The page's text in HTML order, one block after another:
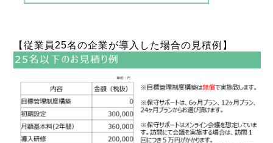
【従業員25名の企業が導入した場合の見積例】